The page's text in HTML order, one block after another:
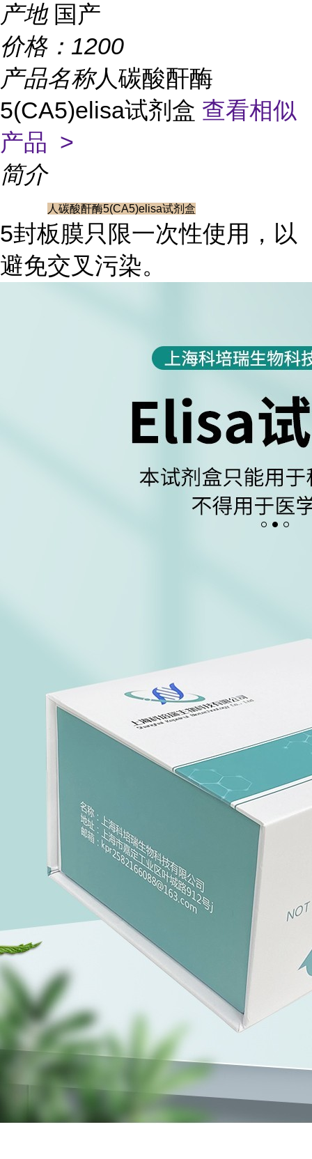
产地 国产
价格： 1200
产品名称人碳酸酐酶
5(CA5)elisa试剂盒 查看相似
产品 >
简介
人碳酸酐酶5(CA5)elisa试剂盒
5封板膜只限一次性使用，以
避免交叉污染。